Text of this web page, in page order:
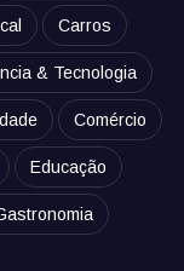
Carros
& Tecnologia
Comércio
Educação